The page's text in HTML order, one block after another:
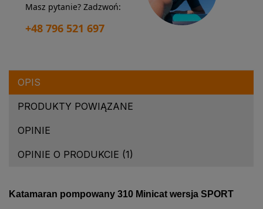
Masz pytanie? Zadzwoń:
+48 796 521 697
OPIS
PRODUKTY POWIĄZANE
OPINIE
OPINIE O PRODUKCIE (1)
Katamaran pompowany 310 Minicat wersja SPORT